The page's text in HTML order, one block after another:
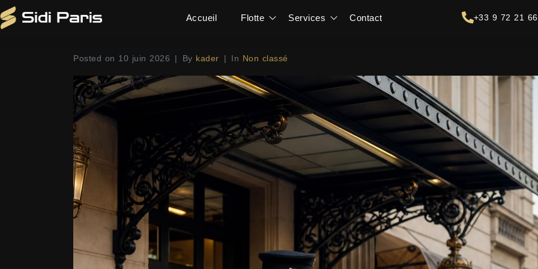
Accueil Flotte Services Contact +33 9 72 21
Posted on 10 juin 2026 By kader In Non classé